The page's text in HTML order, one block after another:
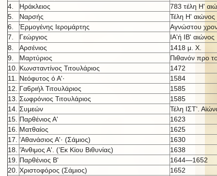
4.
Ηράκλειος
783 τέλη Η'
5.
Ναρσής
Τέλη Η' αιώνος
6.
Έρμογένης Ιερομάρτης
Αγνώστου
7.
Γεώργιος ΙΑ'ή IB' αιώνος
8.
Αρσένιος
1418 μ. X.
9.
Μαρτύριος
Πιθανόν προ
10. Κωνσταντίνος Τιτουλάριος
1472
11.
Νεόφυτος ό Α'·
1584
12.
Γα6ριήλ Τιτουλάριος
1585
13. Σωφρόνιος Τιτουλάριος
1585
14. Συμεών
Τέλη ΙΣΤ'.
15. Παρθένιος Α'
1623
16.
Ματθαίος
1625
17.
’Αθανάσιος Α'· (Σάμιος)
1630
18.
’Άνθιμος Α'. (’Εκ Κίου Βιθυνίας)
1638
19. Παρθένιος Β'
1644—1652
20. Χριστοφόρος (Σάμιος)
1652